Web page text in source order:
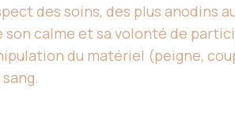
des soins, des plus anodins
calme et sa volonté de
du matériel (peigne,